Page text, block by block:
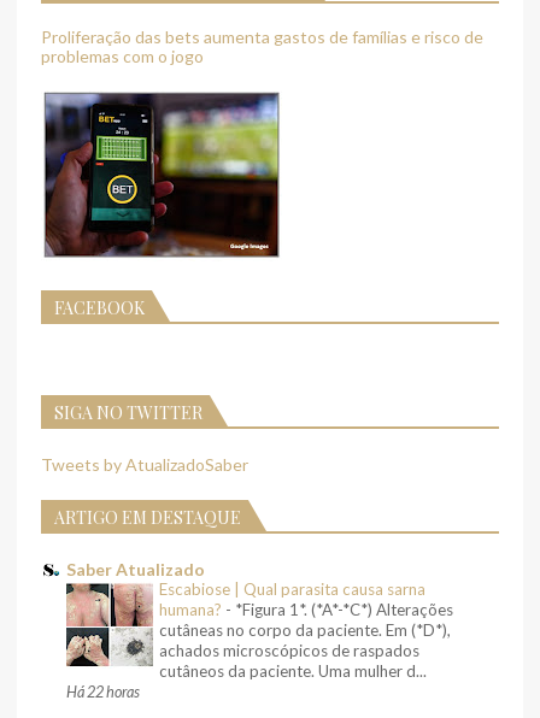
Proliferação das bets aumenta gastos de famílias e risco de
problemas com o jogo
FACEBOOK
SIGA NO TWITTER
Tweets by AtualizadoSaber
ARTIGO EM DESTAQUE
Saber Atualizado
Escabiose | Qual parasita causa sarna
humana? - *Figura 1*. (*A*-*C*) Alterações
cutâneas no corpo da paciente. Em (*D*),
achados microscópicos de raspados
cutâneos da paciente. Uma mulher d...
Há 22 horas